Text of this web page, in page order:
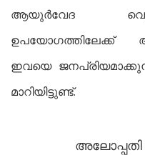
ആയുര്‍വേദ
ഉപയോഗത്തിലേക്ക്
ഇവയെ
മാറിയിട്ടുണ്ട്.